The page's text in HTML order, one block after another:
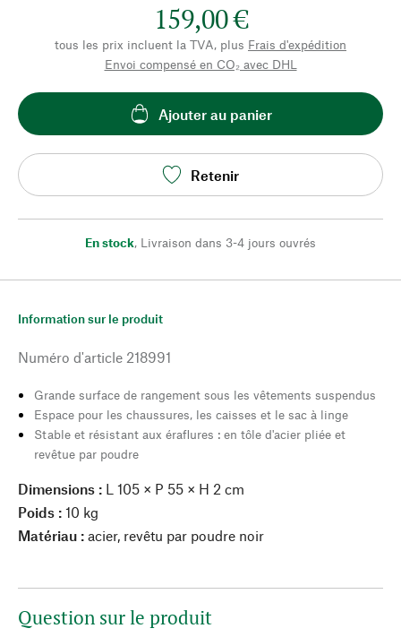
159,00 €
tous les prix incluent la TVA, plus Frais d'expédition
Envoi compensé en CO₂ avec DHL
Ajouter au panier
Retenir
En stock, Livraison dans 3-4 jours ouvrés
Information sur le produit
Numéro d'article 218991
Grande surface de rangement sous les vêtements suspendus
Espace pour les chaussures, les caisses et le sac à linge
Stable et résistant aux éraflures : en tôle d'acier pliée et
revêtue par poudre
Dimensions : L 105 × P 55 × H 2 cm
Poids : 10 kg
Matériau : acier, revêtu par poudre noir
Question sur le produit